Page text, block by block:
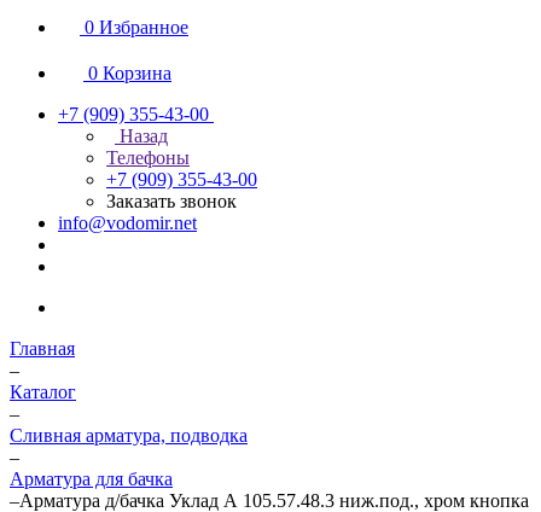
0 Избранное
0 Корзина
+7 (909) 355-43-00
Назад
Телефоны
+7 (909) 355-43-00
Заказать звонок
info@vodomir.net
Главная
–
Каталог
–
Сливная арматура, подводка
–
Арматура для бачка
–Арматура д/бачка Уклад А 105.57.48.3 ниж.под., хром кнопка